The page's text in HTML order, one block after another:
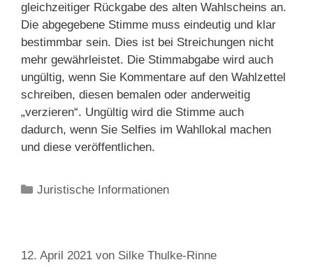
gleichzeitiger Rückgabe des alten Wahlscheins an.
Die abgegebene Stimme muss eindeutig und klar
bestimmbar sein. Dies ist bei Streichungen nicht
mehr gewährleistet. Die Stimmabgabe wird auch
ungültig, wenn Sie Kommentare auf den Wahlzettel
schreiben, diesen bemalen oder anderweitig
„verzieren“. Ungültig wird die Stimme auch
dadurch, wenn Sie Selfies im Wahllokal machen
und diese veröffentlichen.
Kategorien
Juristische Informationen
12. April 2021 von Silke Thulke-Rinne